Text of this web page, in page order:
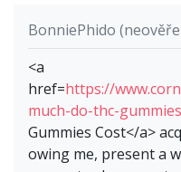
BonniePhido
<a
href=https://
much-do-thc-
Gummies Cost</a>
owing me, present a